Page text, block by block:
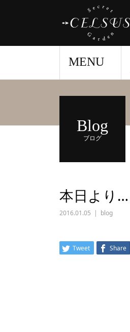
MENU
Blog
ブログ
本日より…
2016.01.05 blog
Tweet Share